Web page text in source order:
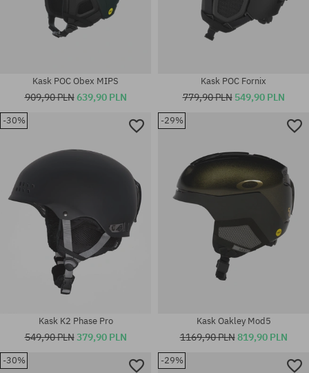
Kask POC Obex MIPS
909,90 PLN639,90 PLN
Kask POC Fornix
779,90 PLN 549,90 PLN
-30%
Kask K2 Phase Pro
549,90 PLN379,90 PLN
-29%
Kask Oakley Mod5
1169,90 PLN819,90 PLN
-30% -29%